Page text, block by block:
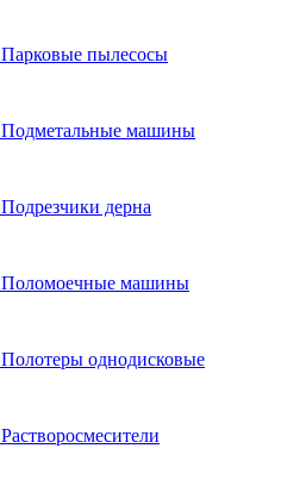
Парковые пылесосы
Подметальные машины
Подрезчики дерна
Поломоечные машины
Полотеры однодисковые
Растворосмесители